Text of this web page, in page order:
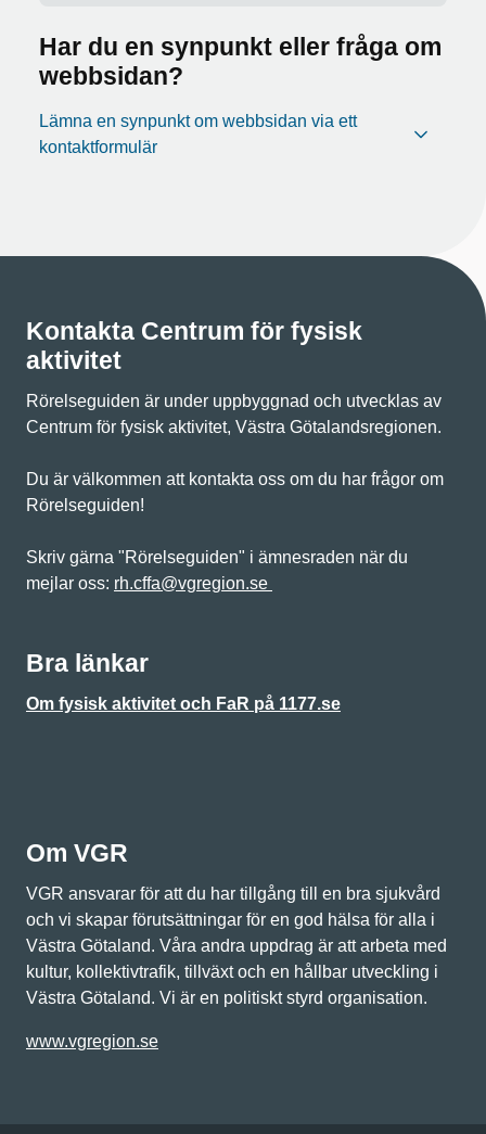
Har du en synpunkt eller fråga om
webbsidan?
Lämna en synpunkt om webbsidan via ett
kontaktformulär
Kontakta Centrum för fysisk
aktivitet
Rörelseguiden är under uppbyggnad och utvecklas av
Centrum för fysisk aktivitet, Västra Götalandsregionen.
Du är välkommen att kontakta oss om du har frågor om
Rörelseguiden!
Skriv gärna "Rörelseguiden" i ämnesraden när du
mejlar oss: rh.cffa@vgregion.se
Bra länkar
Om fysisk aktivitet och FaR på 1177.se
Om VGR
VGR ansvarar för att du har tillgång till en bra sjukvård
och vi skapar förutsättningar för en god hälsa för alla i
Västra Götaland. Våra andra uppdrag är att arbeta med
kultur, kollektivtrafik, tillväxt och en hållbar utveckling i
Västra Götaland. Vi är en politiskt styrd organisation.
www.vgregion.se